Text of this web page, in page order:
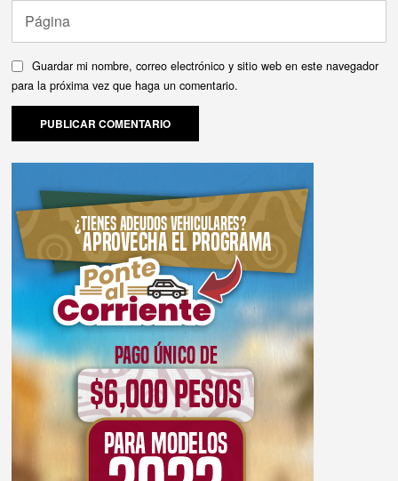
Guardar mi nombre, correo electrónico y sitio web en este navegador
para la próxima vez que haga un comentario.